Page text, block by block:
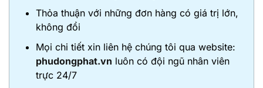
Thỏa thuận với những đơn hàng có giá trị lớn,
không đổi
Mọi chi tiết xin liên hệ chúng tôi qua website:
phudongphat.vn luôn có đội ngũ nhân viên
trực 24/7